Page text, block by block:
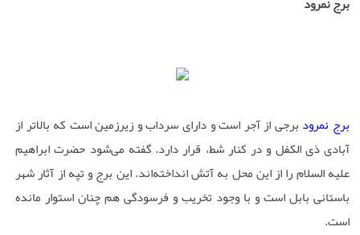
برج نمرود برجی از آجر است و دارای سرداب و زیرزمین است که بالاتر از
آبادی ذی الکفل و در کنار شط، قرار دارد. گفته می‌شود حضرت ابراهیم
علیه السلام را از این محل به آتش انداخته‌اند. این برج و تپه از آثار شهر
باستانى بابل است و با وجود تخریب و فرسودگى هم چنان استوار مانده
است.